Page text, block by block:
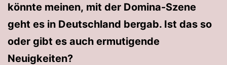
könnte meinen, mit der Domina-Szene
geht es in Deutschland bergab. Ist das so
oder gibt es auch ermutigende
Neuigkeiten?